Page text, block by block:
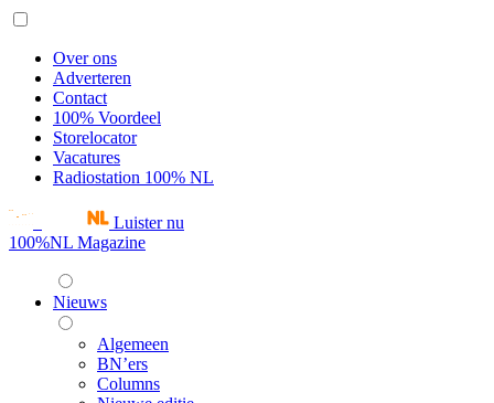
Over ons
Adverteren
Contact
100% Voordeel
Storelocator
Vacatures
Radiostation 100% NL
Luister nu
100%NL Magazine
Nieuws
Algemeen
BN’ers
Columns